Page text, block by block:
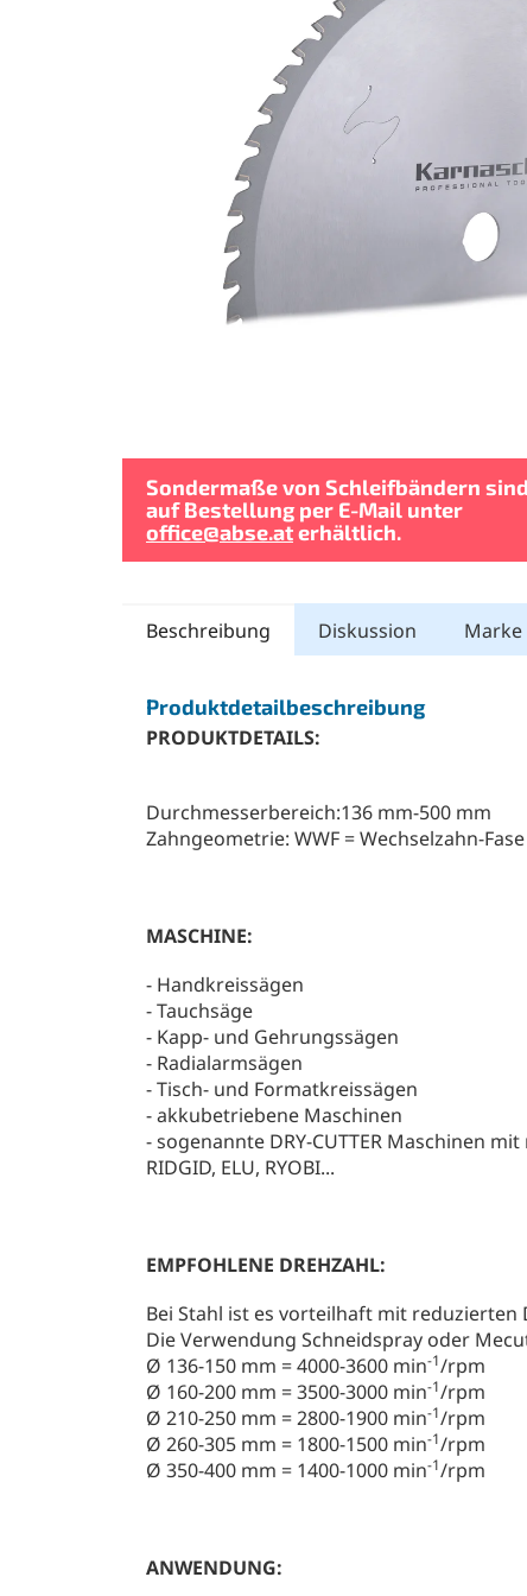
Sondermaße von Schleifbändern sind
auf Bestellung per E-Mail unter
office@abse.aterhältlich.
Beschreibung Diskussion Marke
Produktdetailbeschreibung
PRODUKTDETAILS:
Durchmesserbereich:136 mm-500 mm
Zahngeometrie: WWF = Wechselzahn-Fase
MASCHINE:
- Handkreissägen
- Tauchsäge
- Kapp- und Gehrungssägen
- Radialarmsägen
- Tisch- und Formatkreissägen
- akkubetriebene Maschinen
- sogenannte DRY-CUTTER Maschinen
RIDGID, ELU, RYOBI...
EMPFOHLENE DREHZAHL:
Bei Stahl ist es vorteilhaft mit reduzierten
Die Verwendung Schneidspray oder
Ø 136-150 mm = 4000-3600 min-1/rpm
Ø 160-200 mm = 3500-3000 min-1/rpm
Ø 210-250 mm = 2800-1900 min-1/rpm
Ø 260-305 mm = 1800-1500 min-1/rpm
Ø 350-400 mm = 1400-1000 min-1/rpm
ANWENDUNG: